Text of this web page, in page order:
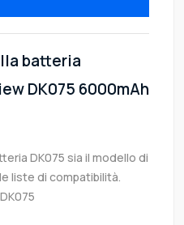
batteria
DK075 6000mAh
DK075 sia il modello di
liste di compatibilità.